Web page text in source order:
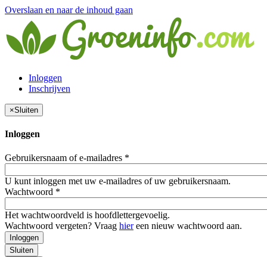
Overslaan en naar de inhoud gaan
Inloggen
Inschrijven
×Sluiten
Inloggen
Gebruikersnaam of e-mailadres *
U kunt inloggen met uw e-mailadres of uw gebruikersnaam.
Wachtwoord *
Het wachtwoordveld is hoofdlettergevoelig.
Wachtwoord vergeten? Vraag hiereen nieuw wachtwoord aan.
Inloggen
Sluiten